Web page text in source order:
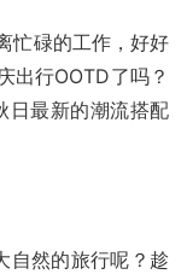
忙碌的工作，好好
出行OOTD了吗？
日最新的潮流搭配
自然的旅行呢？趁